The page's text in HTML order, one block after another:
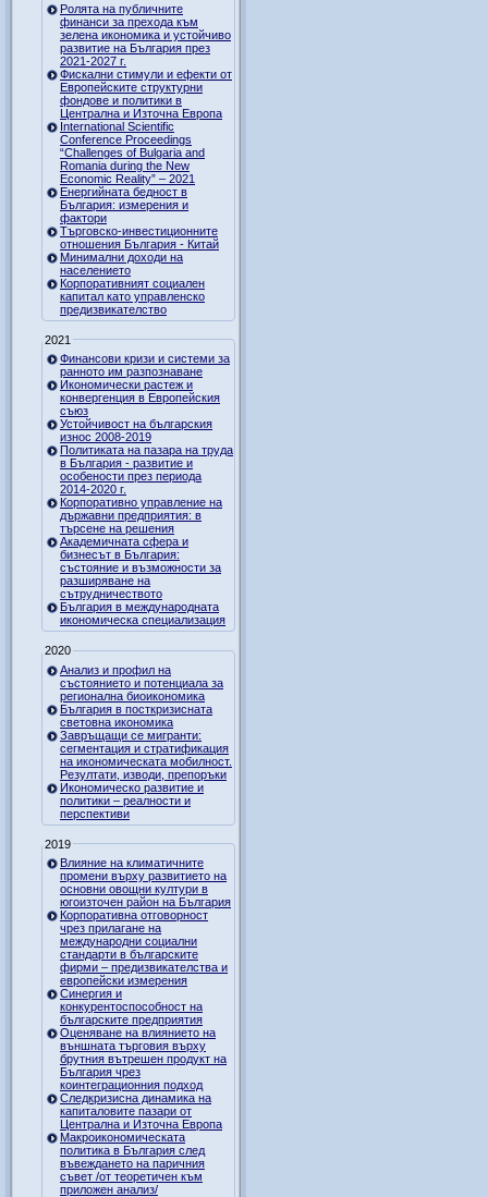
Ролята на публичните
финанси за прехода към
зелена икономика и устойчиво
развитие на България през
2021-2027 г.
Фискални стимули и ефекти от
Европейските структурни
фондове и политики в
Централна и Източна Европа
International Scientific
Conference Proceedings
“Challenges of Bulgaria and
Romania during the New
Economic Reality” – 2021
Енергийната бедност в
България: измерения и
фактори
Търговско-инвестиционните
отношения България - Китай
Минимални доходи на
населението
Корпоративният социален
капитал като управленско
предизвикателство
2021
Финансови кризи и системи за
ранното им разпознаване
Икономически растеж и
конвергенция в Европейския
съюз
Устойчивост на българския
износ 2008-2019
Политиката на пазара на труда
в България - развитие и
особености през периода
2014-2020 г.
Корпоративно управление на
държавни предприятия: в
търсене на решения
Академичната сфера и
бизнесът в България:
състояние и възможности за
разширяване на
сътрудничеството
България в международната
икономическа специализация
2020
Анализ и профил на
състоянието и потенциала за
регионална биоикономика
България в посткризисната
световна икономика
Завръщащи се мигранти:
сегментация и стратификация
на икономическата мобилност.
Резултати, изводи, препоръки
Икономическо развитие и
политики – реалности и
перспективи
2019
Влияние на климатичните
промени върху развитието на
основни овощни култури в
югоизточен район на България
Корпоративна отговорност
чрез прилагане на
международни социални
стандарти в българските
фирми – предизвикателства и
европейски измерения
Синергия и
конкурентоспособност на
българските предприятия
Оценяване на влиянието на
външната търговия върху
брутния вътрешен продукт на
България чрез
коинтеграционния подход
Следкризисна динамика на
капиталовите пазари от
Централна и Източна Европа
Макроикономическата
политика в България след
въвеждането на паричния
съвет /от теоретичен към
приложен анализ/